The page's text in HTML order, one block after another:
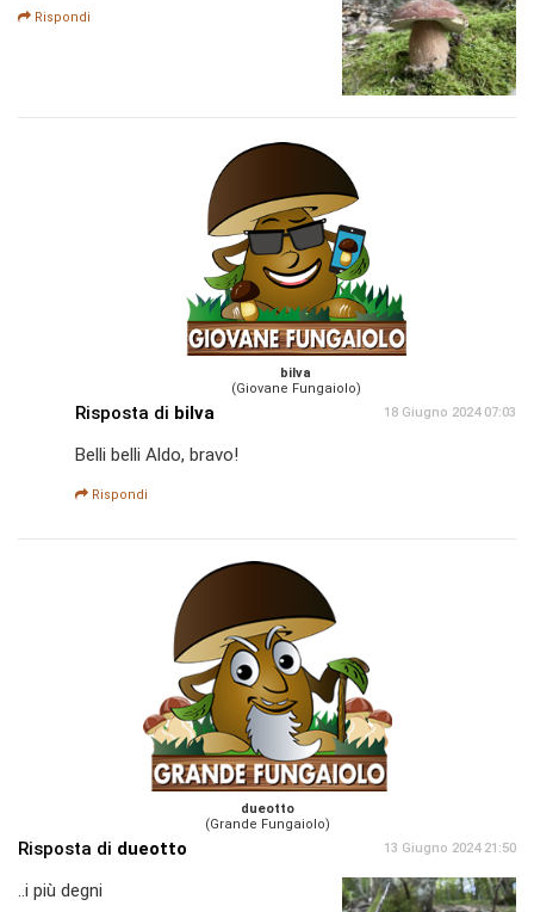
Rispondi
bilva
(Giovane Fungaiolo)
Risposta di bilva 18 Giugno 2024 07:03
Belli belli Aldo, bravo!
Rispondi
dueotto
(Grande Fungaiolo)
Risposta di dueotto 13 Giugno 2024 21:50
..i più degni